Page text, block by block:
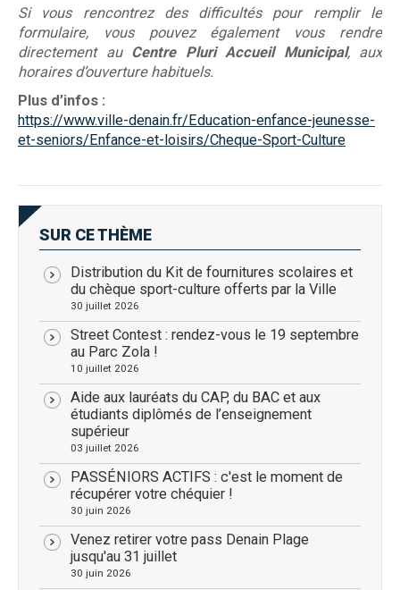
Si vous rencontrez des difficultés pour remplir le
formulaire, vous pouvez également vous rendre
directement au Centre Pluri Accueil Municipal, aux
horaires d’ouverture habituels.
Plus d’infos :
https://www.ville-denain.fr/Education-enfance-jeunesse-
et-seniors/Enfance-et-loisirs/Cheque-Sport-Culture
SUR CE THÈME
Distribution du Kit de fournitures scolaires et
du chèque sport-culture offerts par la Ville
30 juillet 2026
Street Contest : rendez-vous le 19 septembre
au Parc Zola !
10 juillet 2026
Aide aux lauréats du CAP, du BAC et aux
étudiants diplômés de l’enseignement
supérieur
03 juillet 2026
PASSÉNIORS ACTIFS : c'est le moment de
récupérer votre chéquier !
30 juin 2026
Venez retirer votre pass Denain Plage
jusqu'au 31 juillet
30 juin 2026